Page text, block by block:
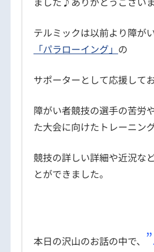
テルミックは以前より障が
「パラローイング」 の
サポーターとして応援してお
障がい者競技の選手の苦労
た大会に向けたトレーニング
競技の詳しい詳細や近況な
とができました。
本日の沢山のお話の中で、